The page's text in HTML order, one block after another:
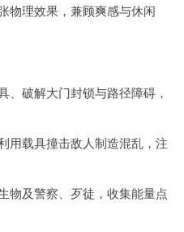
物理效果，兼顾爽感与休闲
、破解大门封锁与路径障碍，
用载具撞击敌人制造混乱，注
物及警察、歹徒，收集能量点